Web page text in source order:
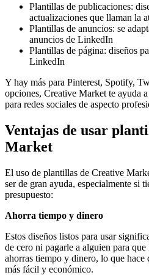
Plantillas de publicaciones:
actualizaciones que llaman la
Plantillas de anuncios: se
anuncios de LinkedIn
Plantillas de página: diseños
LinkedIn
Y hay más para Pinterest, Spotify,
opciones, Creative Market te ayuda
para redes sociales de aspecto
Ventajas de usar
Market
El uso de plantillas de Creative
ser de gran ayuda, especialmente si
presupuesto:
Ahorra tiempo y dinero
Estos diseños listos para usar
de cero ni pagarle a alguien para
ahorras tiempo y dinero, lo que hace
más fácil y económico.